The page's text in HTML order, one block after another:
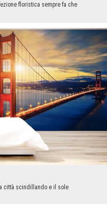
floristica sempre fa che
città scindillando e il sole